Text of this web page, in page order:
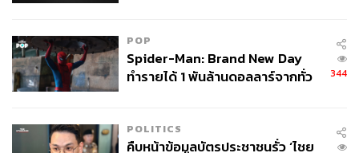
POP
Spider-Man: Brand New Day
ทำรายได้ 1 พันล้านดอลลาร์จากทั่ว
344
POLITICS
คืบหน้าข้อมูลบัตรประชาชนรั่ว ‘ไชย